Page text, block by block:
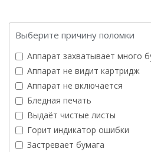
Выберите причину поломки
Аппарат захватывает много
Аппарат не видит картридж
Аппарат не включается
Бледная печать
Выдаёт чистые листы
Горит индикатор ошибки
Застревает бумага